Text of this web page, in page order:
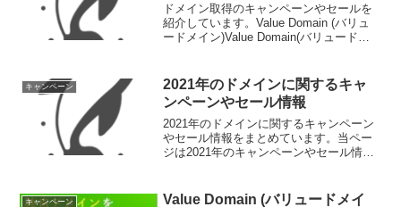
ドメイン取得のキャンペーンやセールを
紹介しています。Value Domain (バリュ
ードメイン)Value Domain(バリュードメ
メイン取得・管理サービス...
キャンペーン
2021年のドメインに関するキャ
ンペーンやセール情報
2021年のドメインに関するキャンペーン
やセール情報をまとめています。当ペー
ジは2021年のキャンペーンやセール情報
割引CP】本日より移管の際の年数選択が
キャンペーン
Value Domain (バリュードメイ